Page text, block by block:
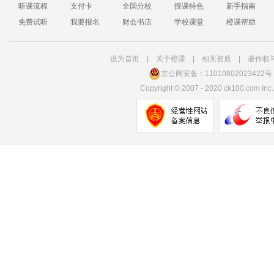
听课流程 支付卡 全国分校 授课特色
新手指南
免费试听
我要报名 财会书店 学校课堂 橙课帮助
设为首页| 关于橙课| 相关资质
著作权
京公网安备：11010802023422号
Copyright ©2007 - 2020 ck100.com